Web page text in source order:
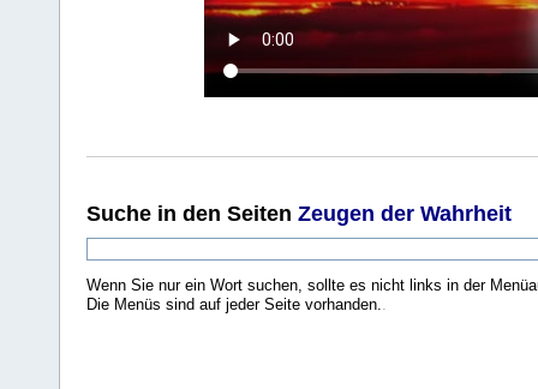
Suche in den Seiten Zeugen der Wahrheit
Wenn Sie nur ein Wort suchen, sollte es nicht links in der
Die Menüs sind auf jeder Seite vorhanden..